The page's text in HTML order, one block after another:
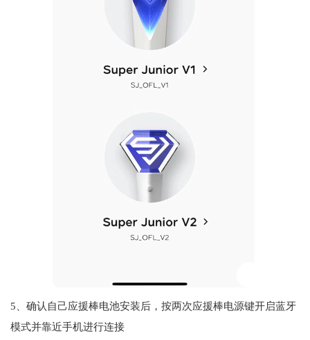
5、确认自己应援棒电池安装后，按两次应援棒电源键开启蓝牙
模式并靠近手机进行连接